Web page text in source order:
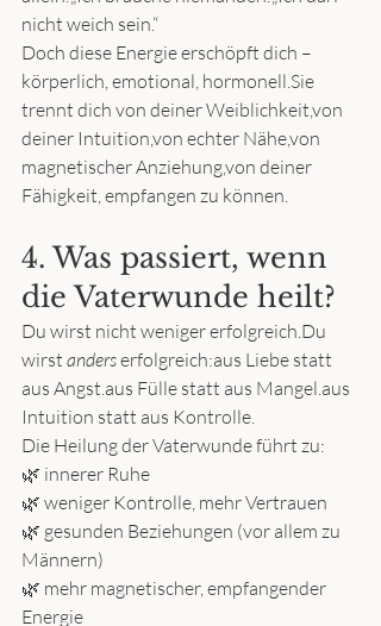
nicht weich sein.“
Doch diese Energie erschöpft dich –
körperlich, emotional, hormonell.Sie
trennt dich von deiner Weiblichkeit,von
deiner Intuition,von echter Nähe,von
magnetischer Anziehung,von deiner
Fähigkeit, empfangen zu können.
4. Was passiert, wenn
die Vaterwunde heilt?
Du wirst nicht weniger erfolgreich.Du
wirst anders erfolgreich:aus Liebe statt
aus Angst.aus Fülle statt aus Mangel.aus
Intuition statt aus Kontrolle.
Die Heilung der Vaterwunde führt zu:
🌿 innerer Ruhe
🌿 weniger Kontrolle, mehr Vertrauen
🌿 gesunden Beziehungen (vor allem zu
Männern)
🌿 mehr magnetischer, empfangender
Energie